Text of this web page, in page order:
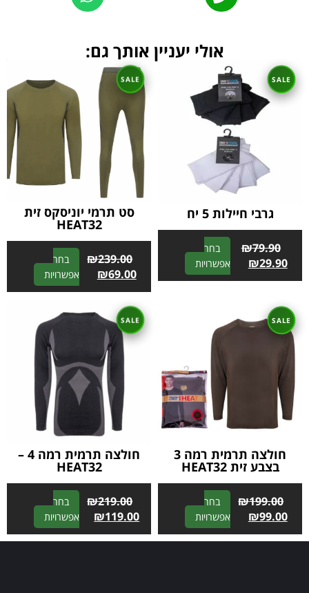
אולי יעניין אותך גם:
גרבי חיילות 5 יח
₪79.90
₪29.90
בחר
אפשרויות
l
t
i
v
e
:
סט תרמי יוניסקס זית
HEAT32
₪239.00
₪69.00
בחר
אפשרויות
l
חולצה תרמית רמה 3
בצבע זית HEAT32
₪199.00
₪99.00
בחר
אפשרויות
l
חולצה תרמית רמה 4 –
HEAT32
₪219.00
₪119.00
בחר
אפשרויות
l